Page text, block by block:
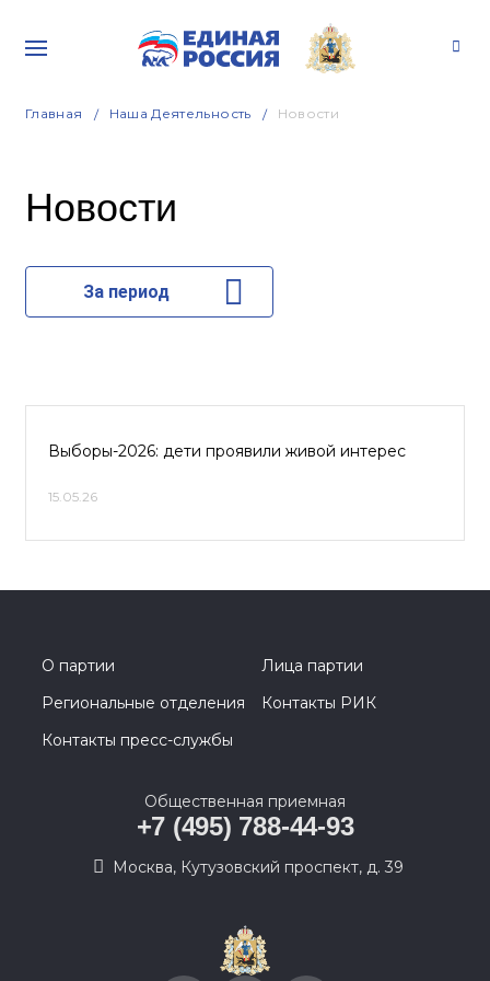
Главная Наша Деятельность Новости
Новости
За период
Выборы-2026: дети проявили живой интерес
15.05.26
О партии
Лица партии
Региональные отделения
Контакты РИК
Контакты пресс-службы
Общественная приемная
+7 (495) 788-44-93
Москва, Кутузовский проспект, д. 39